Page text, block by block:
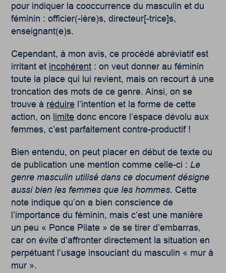
pour indiquer la cooccurrence du masculin et du
féminin : officier(-ière)s, directeur[-trice]s,
enseignant(e)s.
Cependant, à mon avis, ce procédé abréviatif est
irritant et incohérent : on veut donner au féminin
toute la place qui lui revient, mais on recourt à une
troncation des mots de ce genre. Ainsi, on se
trouve à réduire l’intention et la forme de cette
action, on limite donc encore l’espace dévolu aux
femmes, c’est parfaitement contre-productif !
Bien entendu, on peut placer en début de texte ou
de publication une mention comme celle-ci : Le
genre masculin utilisé dans ce document désigne
aussi bien les femmes que les hommes. Cette
note indique qu’on a bien conscience de
l’importance du féminin, mais c’est une manière
un peu « Ponce Pilate » de se tirer d’embarras,
car on évite d’affronter directement la situation en
perpétuant l’usage insouciant du masculin « mur à
mur ».